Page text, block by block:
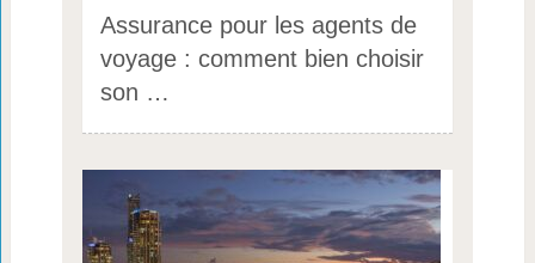
Assurance pour les agents de
voyage : comment bien choisir
son …